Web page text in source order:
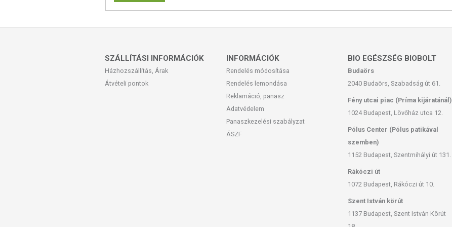
Fűrészpálma por, növényi kapuszulahéj, sűrítőanyag (keményítő), csomósodást gátlók (zsírsavak
magnéziumsói, szilícium-dioxid).
TOVÁBBI TUDNIVALÓK
Minőségét megőrzi: Lásd a csomagoláson feltüntetett időpontot.
Tárolás: Száraz, hűvös helyen, gyermekektől elzárva.
Az oldalunkon lévő adatokat folyamatosan frissítjük, törekszünk arra, hogy naprakészek legyenek.
Szeretnénk felhívni azonban a figyelmet, hogy ennek ellenére a webshopon szereplő adatok (beleértve a
termékfotókat, tápérték-, összetétel-, és allergén információkat is) csak tájékoztató jellegűek, a tényleges
SZÁLLÍTÁSI INFORMÁCIÓK
Házhozszállítás, Árak
Átvételi pontok
INFORMÁCIÓK
Rendelés módosítása
Rendelés lemondása
Reklamáció, panasz
Adatvédelem
Panaszkezelési szabályzat
ÁSZF
BIO EGÉSZSÉG BIOBOLT
Budaörs
2040 Budaörs, Szabadság út 61.
Fény utcai piac (Príma kijáratánál)
1024 Budapest, Lövőház utca 12.
Pólus Center (Pólus patikával
szemben)
1152 Budapest, Szentmihályi út 131.
Rákóczi út
1072 Budapest, Rákóczi út 10.
Szent István körút
1137 Budapest, Szent István Körút